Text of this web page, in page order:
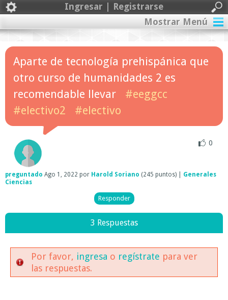
Ingresar | Registrarse
Mostrar Menú
Aparte de tecnología prehispánica que
otro curso de humanidades 2 es
recomendable llevar
#eeggcc
#electivo2
#electivo
0
preguntado Ago 1, 2022 por Harold Soriano (245 puntos)
Generales
Ciencias
3 Respuestas
Por favor, ingresa o regístrate para ver
las respuestas.